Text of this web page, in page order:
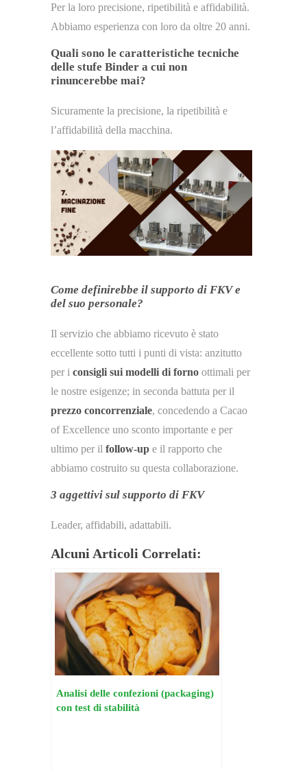
Per la loro precisione, ripetibilità e affidabilità.
Abbiamo esperienza con loro da oltre 20 anni.
Quali sono le caratteristiche tecniche
delle stufe Binder a cui non
rinuncerebbe mai?
Sicuramente la precisione, la ripetibilità e
l’affidabilità della macchina.
Come definirebbe il supporto di FKV e
del suo personale?
Il servizio che abbiamo ricevuto è stato
eccellente sotto tutti i punti di vista: anzitutto
per i consigli sui modelli di forno ottimali per
le nostre esigenze; in seconda battuta per il
prezzo concorrenziale, concedendo a Cacao
of Excellence uno sconto importante e per
ultimo per il follow-up e il rapporto che
abbiamo costruito su questa collaborazione.
3 aggettivi sul supporto di FKV
Leader, affidabili, adattabili.
Alcuni Articoli Correlati:
Analisi delle confezioni (packaging)
con test di stabilità